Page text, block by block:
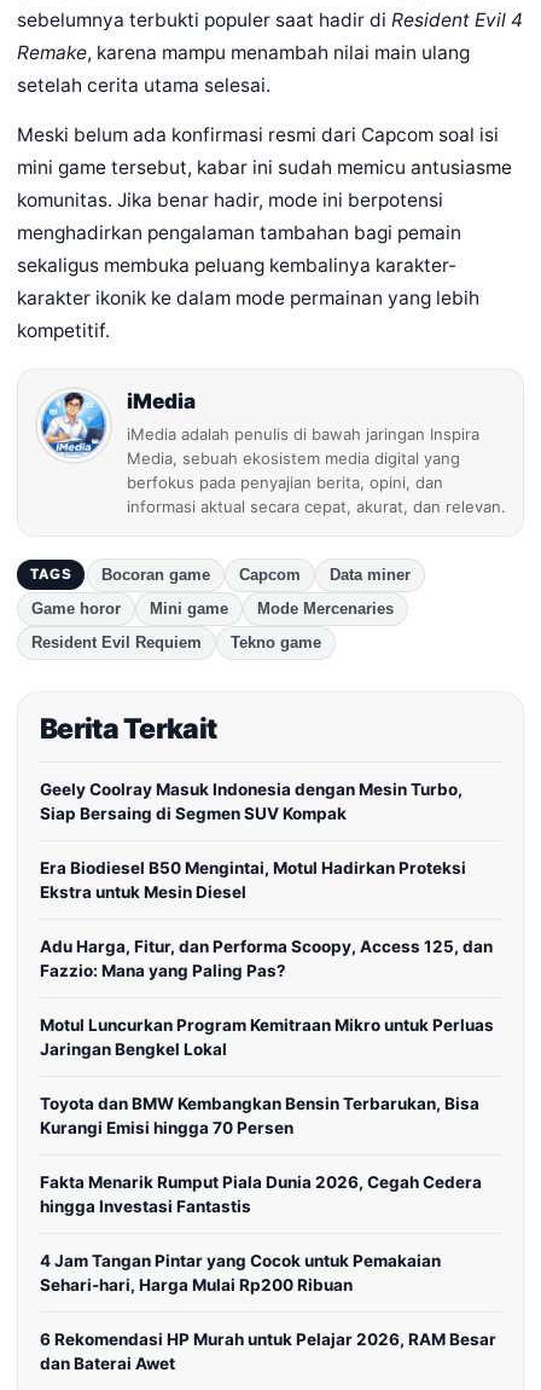
sebelumnya terbukti populer saat hadir di Resident Evil 4
Remake, karena mampu menambah nilai main ulang
setelah cerita utama selesai.
Meski belum ada konfirmasi resmi dari Capcom soal isi
mini game tersebut, kabar ini sudah memicu antusiasme
komunitas. Jika benar hadir, mode ini berpotensi
menghadirkan pengalaman tambahan bagi pemain
sekaligus membuka peluang kembalinya karakter-
karakter ikonik ke dalam mode permainan yang lebih
kompetitif.
iMedia
iMedia adalah penulis di bawah jaringan Inspira
Media, sebuah ekosistem media digital yang
berfokus pada penyajian berita, opini, dan
informasi aktual secara cepat, akurat, dan relevan.
TAGS Bocoran game Capcom
Data miner
Game horor
Mini game
Mode Mercenaries
Resident Evil Requiem
Tekno game
Berita Terkait
Geely Coolray Masuk Indonesia dengan Mesin Turbo,
Siap Bersaing di Segmen SUV Kompak
Era Biodiesel B50 Mengintai, Motul Hadirkan Proteksi
Ekstra untuk Mesin Diesel
Adu Harga, Fitur, dan Performa Scoopy, Access 125, dan
Fazzio: Mana yang Paling Pas?
Motul Luncurkan Program Kemitraan Mikro untuk Perluas
Jaringan Bengkel Lokal
Toyota dan BMW Kembangkan Bensin Terbarukan, Bisa
Kurangi Emisi hingga 70 Persen
Fakta Menarik Rumput Piala Dunia 2026, Cegah Cedera
hingga Investasi Fantastis
4 Jam Tangan Pintar yang Cocok untuk Pemakaian
Sehari-hari, Harga Mulai Rp200 Ribuan
6 Rekomendasi HP Murah untuk Pelajar 2026, RAM Besar
dan Baterai Awet